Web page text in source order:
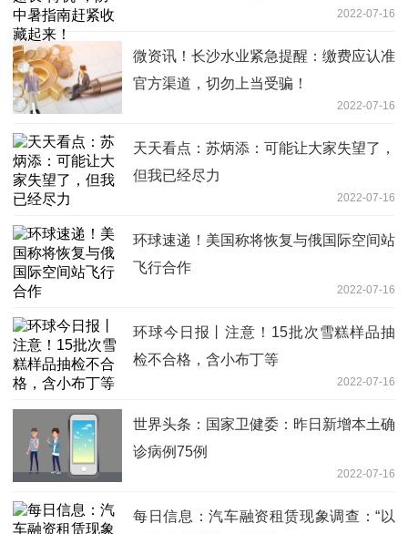
2022-07-16
微资讯！长沙水业紧急提醒：缴费应认准
官方渠道，切勿上当受骗！
2022-07-16
天天看点：苏炳添：可能让大家失望了，
但我已经尽力
2022-07-16
环球速递！美国称将恢复与俄国际空间站
飞行合作
2022-07-16
环球今日报丨注意！15批次雪糕样品抽
检不合格，含小布丁等
2022-07-16
世界头条：国家卫健委：昨日新增本土确
诊病例75例
2022-07-16
每日信息：汽车融资租赁现象调查：“以